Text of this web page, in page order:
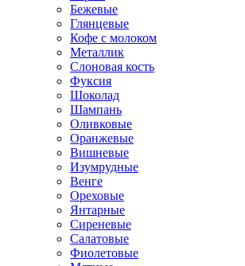
Бежевые
Глянцевые
Кофе с молоком
Металлик
Слоновая кость
Фуксия
Шоколад
Шампань
Оливковые
Оранжевые
Вишневые
Изумрудные
Венге
Ореховые
Янтарные
Сиреневые
Салатовые
Фиолетовые